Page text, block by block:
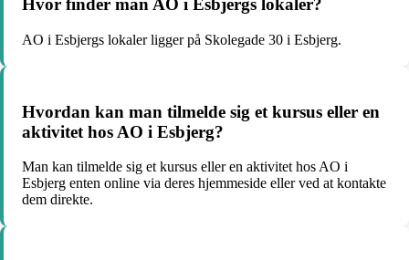
Hvor finder man AO i Esbjergs lokaler?
AO i Esbjergs lokaler ligger på Skolegade 30 i Esbjerg.
Hvordan kan man tilmelde sig et kursus eller en
aktivitet hos AO i Esbjerg?
Man kan tilmelde sig et kursus eller en aktivitet hos AO i
Esbjerg enten online via deres hjemmeside eller ved at kontakte
dem direkte.